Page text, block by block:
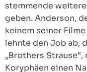
stemmende
geben. Anderson,
keinem seiner
lehnte den Job ab,
„Brothers
Koryphäen einen